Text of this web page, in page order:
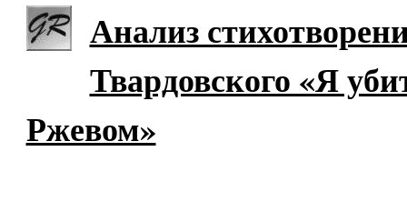
Анализ
Твардовского «Я
Ржевом»